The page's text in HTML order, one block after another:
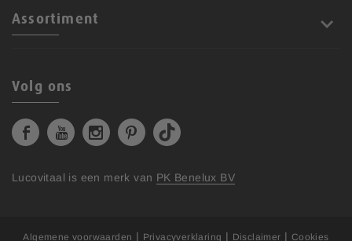
Assortiment
Volg ons
Lucovitaal is een merk van PK Benelux BV
Algemene voorwaarden | Privacyverklaring | Disclaimer | Cookies